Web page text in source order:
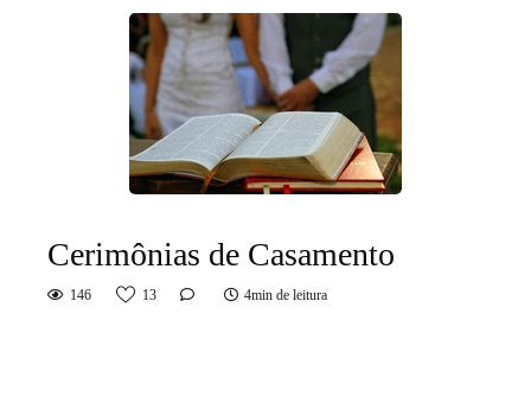
Cerimônias de Casamento
146 13 4min de leitura